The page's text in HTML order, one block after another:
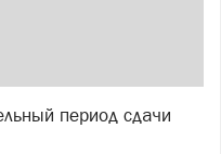
период сдачи